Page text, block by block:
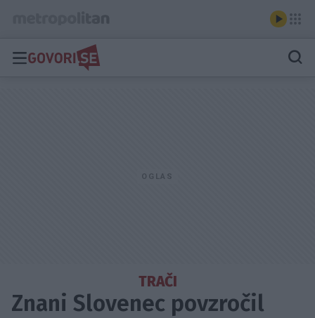
TRAČI
Znani Slovenec povzročil